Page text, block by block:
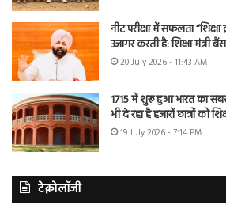
नीट परीक्षा में सफलता
उजागर करती है: शिक्षा मंत्री बैंस
20 July 2026 - 11:43 AM
1715 में शुरू हुआ भारत का
भी दे रहा है हजारों छात्रों को
19 July 2026 - 7:14 PM
टेक्नोलॉजी